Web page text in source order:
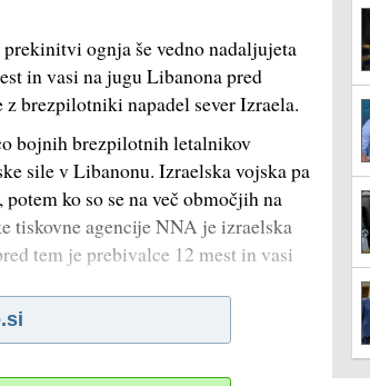
ognja še vedno nadaljujeta
in vasi na jugu Libanona pred
brezpilotniki napadel sever Izraela.
bojnih brezpilotnih letalnikov
sile v Libanonu. Izraelska vojska pa
ko so se na več območjih na
tiskovne agencije NNA je izraelska
tem je prebivalce 12 mest in vasi